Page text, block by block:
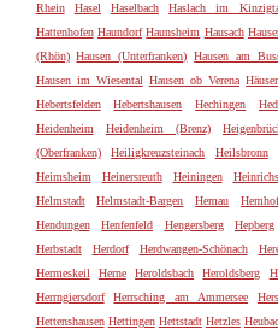
Rhein
Hasel Haselbach Haslach im
Hattenhofen Haundorf Haunsheim Hausach
(Rhön) Hausen (Unterfranken) Hausen am
Hausen im Wiesental Hausen ob Verena
Hebertsfelden
Hebertshausen Hechingen
Heidenheim
Heidenheim (Brenz)
(Oberfranken)
Heiligkreuzsteinach Heilsbronn
Heimsheim
Heinersreuth Heiningen
Helmstadt
Helmstadt-Bargen Hemau
Hendungen
Henfenfeld Hengersberg Hepberg
Herbstadt
Herdorf Herdwangen-Schönach
Hermeskeil
Herne Heroldsbach Heroldsberg
Herrngiersdorf
Herrsching am Ammersee
Hettenshausen Hettingen Hettstadt Hetzles